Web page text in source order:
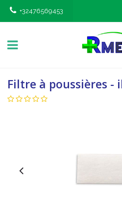
+32476569453
Filtre à poussières -